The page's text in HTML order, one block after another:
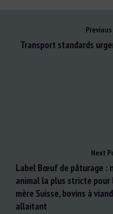
Transport standards
Next
Label Bœuf de pâturage :
animal la plus stricte
mère Suisse, bovins à
allaitant